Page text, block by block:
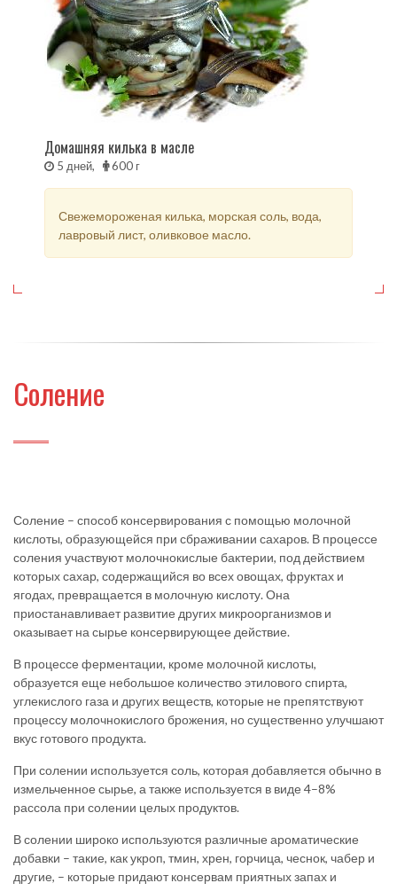
Домашняя килька в масле
5 дней, 600 г
Свежемороженая килька, морская соль, вода,
лавровый лист, оливковое масло.
Соление
Соление – способ консервирования с помощью молочной
кислоты, образующейся при сбраживании сахаров. В процессе
соления участвуют молочнокислые бактерии, под действием
которых сахар, содержащийся во всех овощах, фруктах и
ягодах, превращается в молочную кислоту. Она
приостанавливает развитие других микроорганизмов и
оказывает на сырье консервирующее действие.
В процессе ферментации, кроме молочной кислоты,
образуется еще небольшое количество этилового спирта,
углекислого газа и других веществ, которые не препятствуют
процессу молочнокислого брожения, но существенно улучшают
вкус готового продукта.
При солении используется соль, которая добавляется обычно в
измельченное сырье, а также используется в виде 4–8%
рассола при солении целых продуктов.
В солении широко используются различные ароматические
добавки – такие, как укроп, тмин, хрен, горчица, чеснок, чабер и
другие, – которые придают консервам приятных запах и